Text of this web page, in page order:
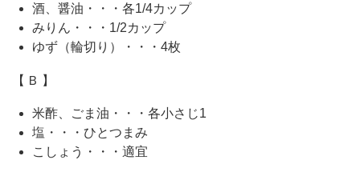
酒、醤油・・・各1/4カップ
みりん・・・1/2カップ
ゆず（輪切り）・・・4枚
【Ｂ】
米酢、ごま油・・・各小さじ1
塩・・・ひとつまみ
こしょう・・・適宜